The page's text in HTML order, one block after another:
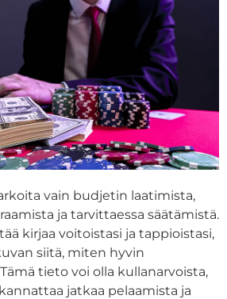
vain budjetin laatimista,
ja tarvittaessa säätämistä.
kirjaa voitoistasi ja tappioistasi,
siitä, miten hyvin
tieto voi olla kullanarvoista,
jatkaa pelaamista ja